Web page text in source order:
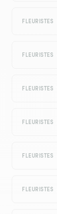
FLEURISTES
FLEURISTES
FLEURISTES
FLEURISTES
FLEURISTES
FLEURISTES